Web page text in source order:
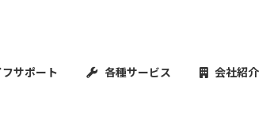
サポート 各種サービス 会社紹介